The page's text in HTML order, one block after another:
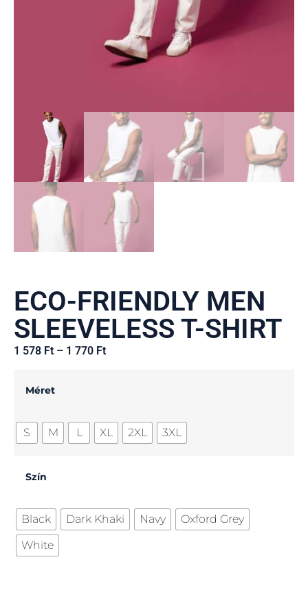
ECO-FRIENDLY MEN
SLEEVELESS T-SHIRT
1 578 Ft – 1 770 Ft
Méret
S M L XL 2XL 3XL
Szín
Black Dark Khaki Navy
Oxford Grey
White